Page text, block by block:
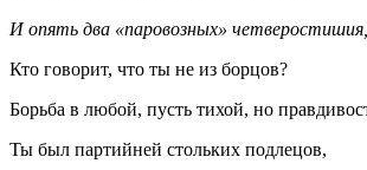
И опять два «паровозных»
Кто говорит, что ты не из борцов?
Борьба в любой, пусть тихой, но
Ты был партийней стольких подлецов,